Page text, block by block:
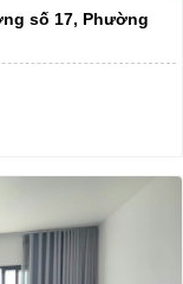
số 17, Phường